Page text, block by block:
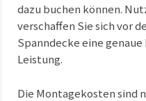
dazu buchen können.
verschaffen Sie sich vor
Spanndecke eine
Leistung.
Die Montagekosten sind